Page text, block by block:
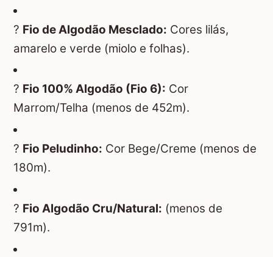
? Fio de Algodão Mesclado: Cores lilás,
amarelo e verde (miolo e folhas).
? Fio 100% Algodão (Fio 6): Cor
Marrom/Telha (menos de 452m).
? Fio Peludinho: Cor Bege/Creme (menos de
180m).
? Fio Algodão Cru/Natural: (menos de
791m).